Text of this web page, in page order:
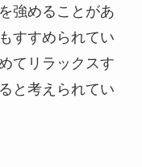
強めることがあ
すすめられてい
てリラックスす
と考えられてい